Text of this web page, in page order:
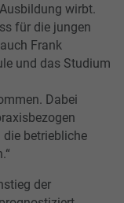
wirbt.
für die jungen
Frank
und das Studium
Dabei
betriebliche
der